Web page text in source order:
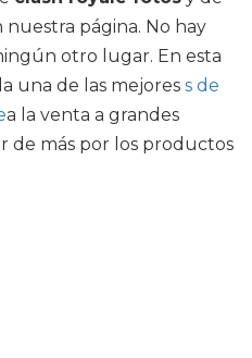
página. No hay
otro lugar. En esta
una de las mejores s de
a la venta a grandes
de más por los productos